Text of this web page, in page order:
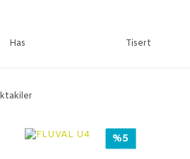
Has Tisert
%5